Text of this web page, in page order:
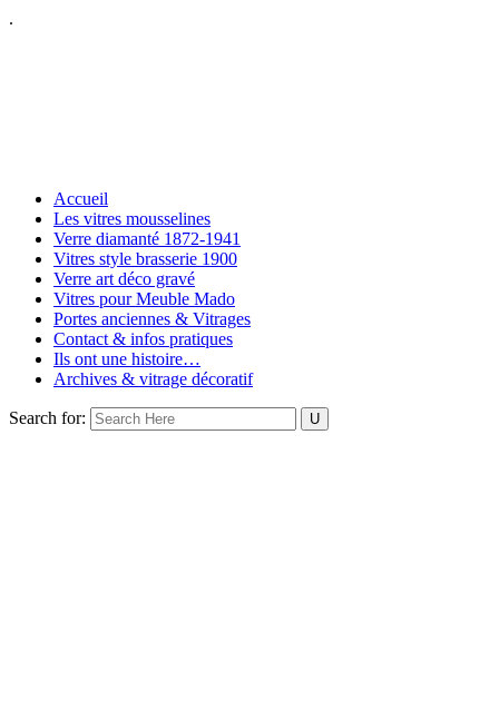
.
Accueil
Les vitres mousselines
Verre diamanté 1872-1941
Vitres style brasserie 1900
Verre art déco gravé
Vitres pour Meuble Mado
Portes anciennes & Vitrages
Contact & infos pratiques
Ils ont une histoire…
Archives & vitrage décoratif
Search for: